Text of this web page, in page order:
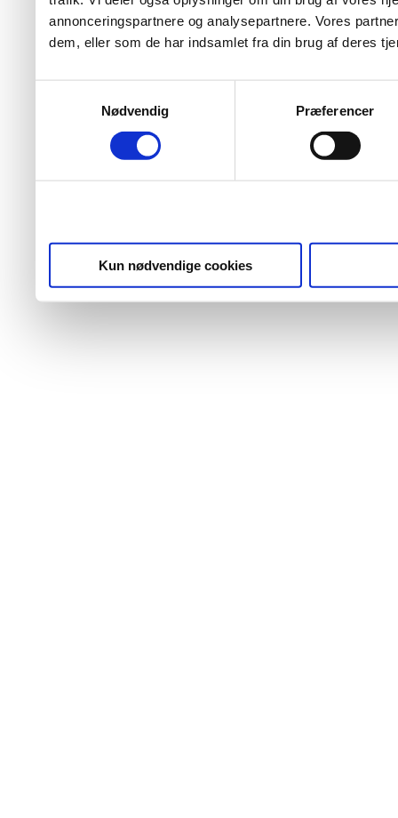
annonceringspartnere og analysepartnere. Vores
dem, eller som de har indsamlet fra din brug af deres
Nødvendig
Præferencer
Kun nødvendige cookies